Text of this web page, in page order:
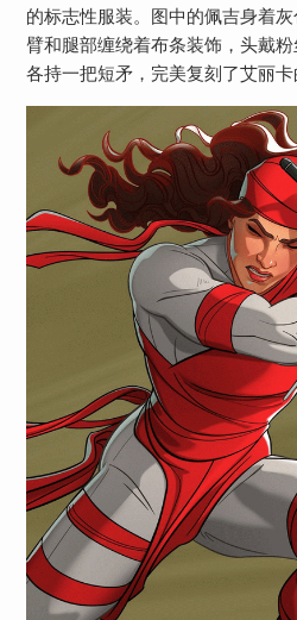
的标志性服装。图中的佩吉身着
臂和腿部缠绕着布条装饰，头戴
各持一把短矛，完美复刻了艾丽卡